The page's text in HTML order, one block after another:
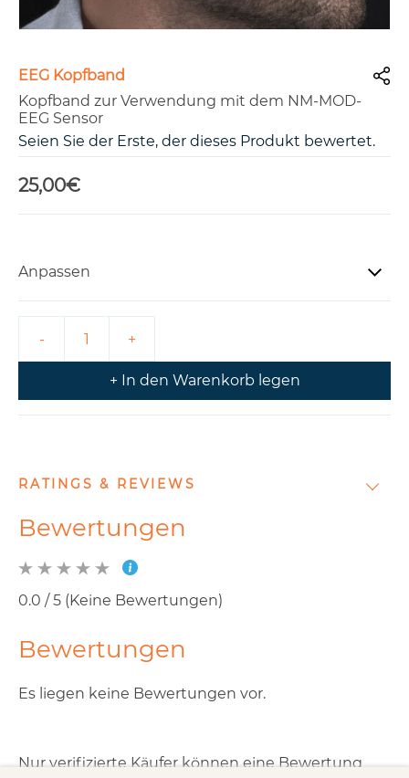
EEG Kopfband
Kopfband zur Verwendung mit dem NM-MOD-
EEG Sensor
Seien Sie der Erste, der dieses Produkt bewertet.
25,00€
Anpassen
+ In den Warenkorb legen
RATINGS & REVIEWS
Bewertungen
0.0 / 5 (Keine Bewertungen)
Bewertungen
Es liegen keine Bewertungen vor.
Nur verifizierte Käufer können eine Bewertung